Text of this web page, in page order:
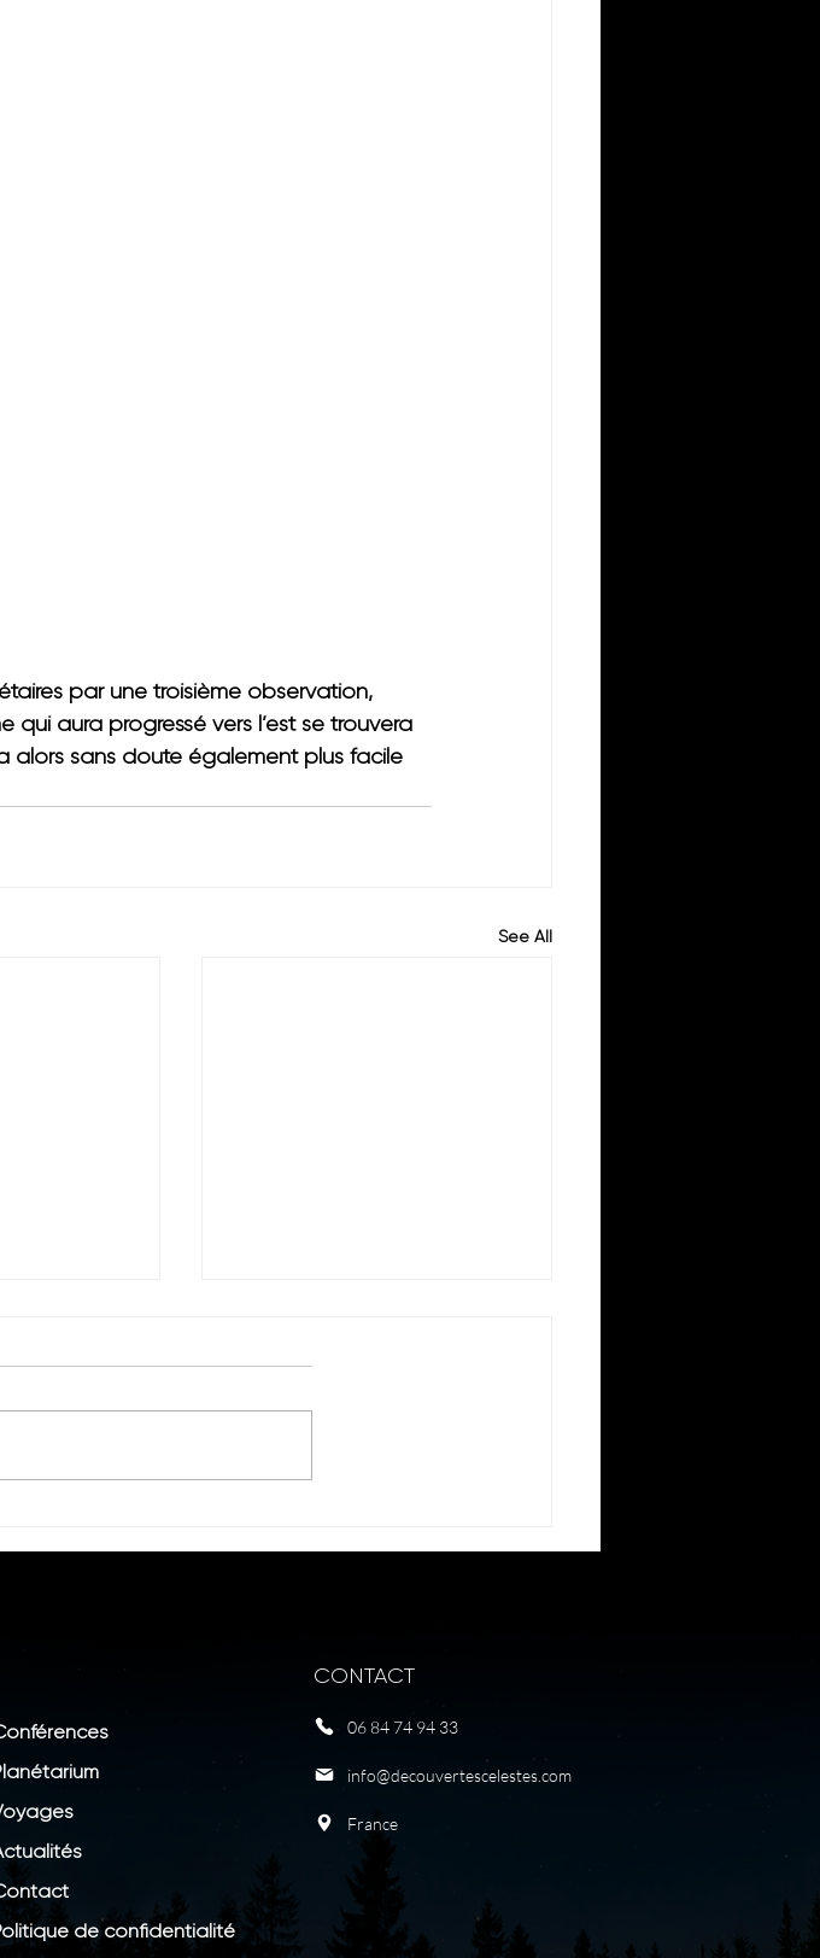
par une troisième observation,
qui aura progressé vers l’est se trouvera
alors sans doute également plus facile
See All
du
Tautavel
de confidentialité
CONTACT
06 84 74 94 33
info@decouvertescelestes.com
France